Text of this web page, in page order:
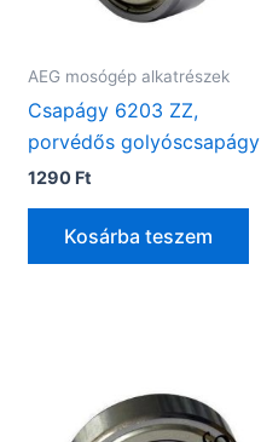
AEG mosógép alkatrészek
Csapágy 6203 ZZ,
porvédős golyóscsapágy
1290 Ft
Kosárba teszem